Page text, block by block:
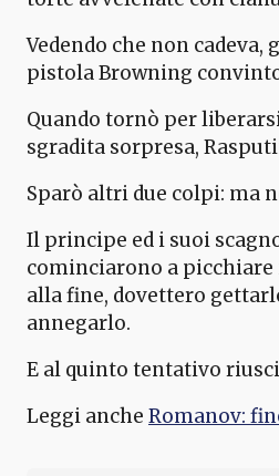
Vedendo che non cadeva,
pistola Browning
Quando tornò per
sgradita sorpresa,
Sparò altri due colpi: ma
Il principe ed i suoi
cominciarono a
alla fine, dovettero
annegarlo.
E al quinto tentativo
Leggi anche Romanov: